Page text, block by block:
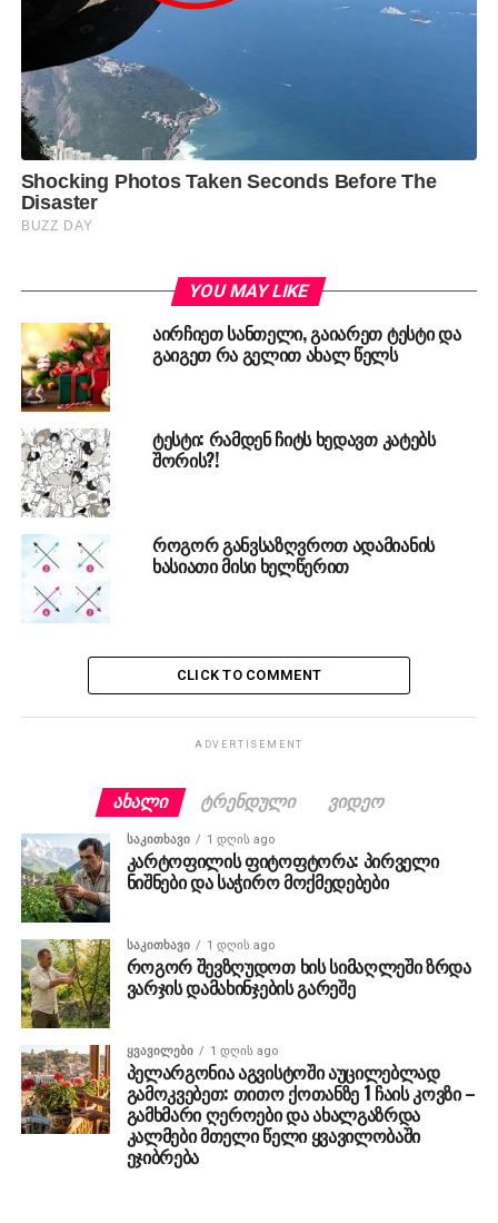
YOU MAY LIKE
აირჩიეთ სანთელი, გაიარეთ ტესტი და
გაიგეთ რა გელით ახალ წელს
ტესტი: რამდენ ჩიტს ხედავთ კატებს
შორის?!
როგორ განვსაზღვროთ ადამიანის
ხასიათი მისი ხელწერით
CLICK TO COMMENT
ADVERTISEMENT
ᲐᲮᲐᲚᲘ ᲢᲠᲔᲜᲓᲣᲚᲘ ᲕᲘᲓᲔᲝ
ᲡᲐᲙᲘᲗᲮᲐᲕᲘ 1 დღის ago
კარტოფილის ფიტოფტორა: პირველი
ნიშნები და საჭირო მოქმედებები
ᲡᲐᲙᲘᲗᲮᲐᲕᲘ 1 დღის ago
როგორ შევზღუდოთ ხის სიმაღლეში ზრდა
ვარჯის დამახინჯების გარეშე
ᲧᲕᲐᲕᲘᲚᲔᲑᲘ 1 დღის ago
პელარგონია აგვისტოში აუცილებლად
გამოკვებეთ: თითო ქოთანზე 1 ჩაის კოვზი –
გამხმარი ღეროები და ახალგაზრდა
კალმები მთელი წელი ყვავილობაში
ეჯიბრება